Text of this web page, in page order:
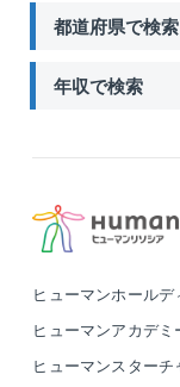
都道府県で検索
年収で検索
ヒューマンホール
ヒューマンアカデミ
ヒューマンスター